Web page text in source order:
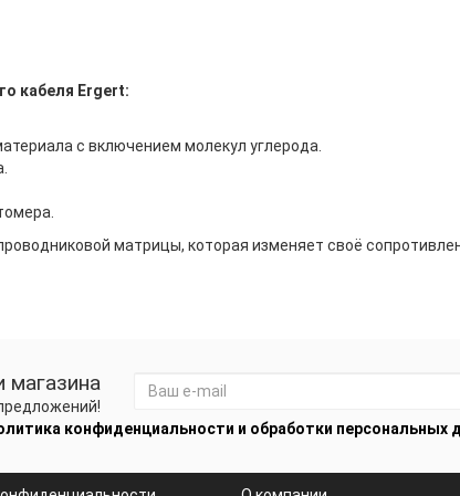
кабеля Ergert:
с включением молекул углерода.
матрицы, которая изменяет своё
магазина
конфиденциальности и обработки персональных